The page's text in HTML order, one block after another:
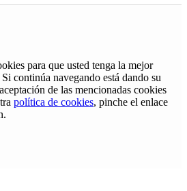
para que usted tenga la mejor
continúa navegando está dando su
de las mencionadas cookies
política de cookies, pinche el enlace